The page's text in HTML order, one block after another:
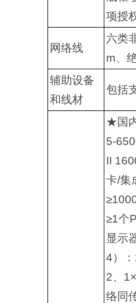
项授
网络线
六类
m、
辅助设备
和线材
包括
★国
5-
II
卡/集
≥1个
显示
4）
2、
络同